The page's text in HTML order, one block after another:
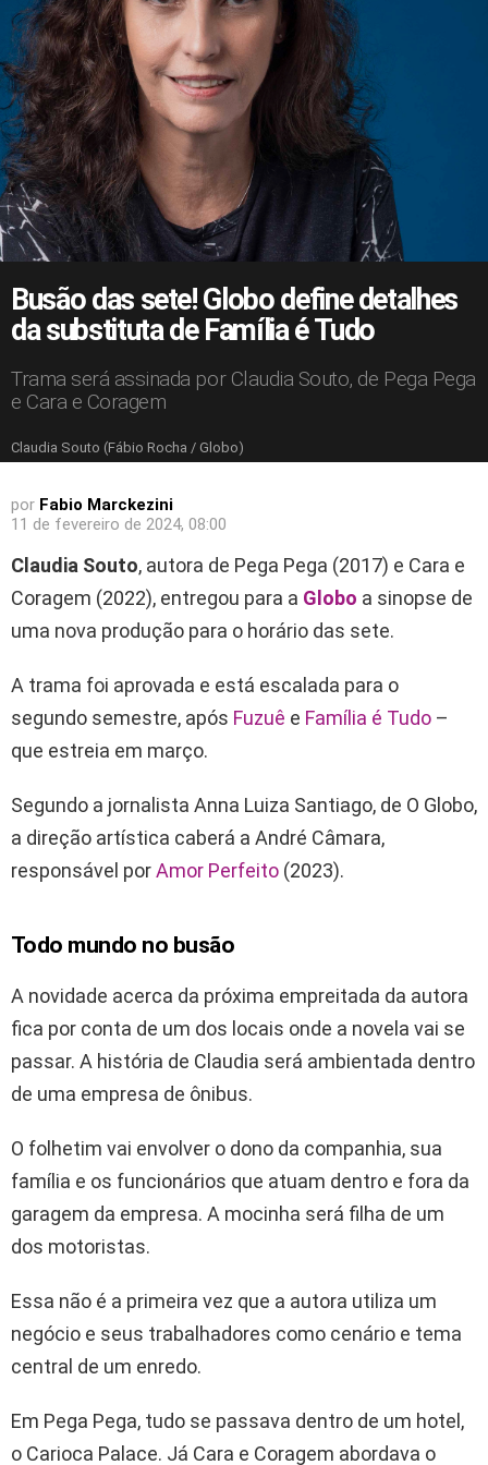
Busão das sete! Globo define detalhes
da substituta de Família é Tudo
Trama será assinada por Claudia Souto, de Pega Pega
e Cara e Coragem
Claudia Souto (Fábio Rocha / Globo)
por Fabio Marckezini
11 de fevereiro de 2024, 08:00
Claudia Souto, autora de Pega Pega (2017) e Cara e
Coragem (2022), entregou para a Globo a sinopse de
uma nova produção para o horário das sete.
A trama foi aprovada e está escalada para o
segundo semestre, após Fuzuê e Família é Tudo –
que estreia em março.
Segundo a jornalista Anna Luiza Santiago, de O Globo,
a direção artística caberá a André Câmara,
responsável porAmor Perfeito (2023).
Todo mundo no busão
A novidade acerca da próxima empreitada da autora
fica por conta de um dos locais onde a novela vai se
passar. A história de Claudia será ambientada dentro
de uma empresa de ônibus.
O folhetim vai envolver o dono da companhia, sua
família e os funcionários que atuam dentro e fora da
garagem da empresa. A mocinha será filha de um
dos motoristas.
Essa não é a primeira vez que a autora utiliza um
negócio e seus trabalhadores como cenário e tema
central de um enredo.
Em Pega Pega, tudo se passava dentro de um hotel,
o Carioca Palace. Já Cara e Coragem abordava o